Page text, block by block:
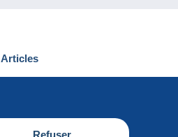
Refuser
Articles